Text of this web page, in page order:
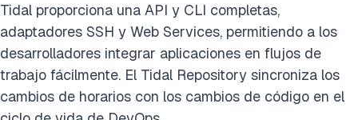
Tidal proporciona una API y CLI completas,
adaptadores SSH y Web Services, permitiendo a los
desarrolladores integrar aplicaciones en flujos de
trabajo fácilmente. El Tidal Repository sincroniza los
cambios de horarios con los cambios de código en el